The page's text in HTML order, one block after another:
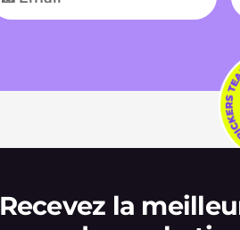
Recevez la